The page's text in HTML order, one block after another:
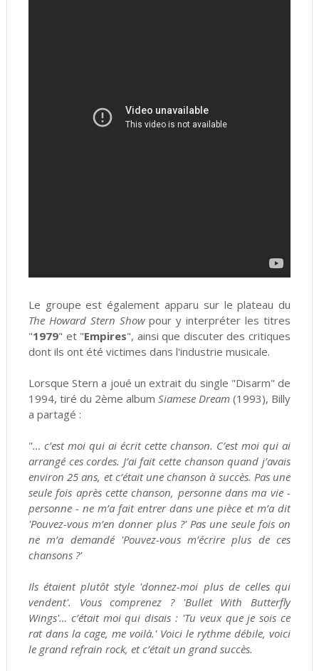
Le groupe est également apparu sur le plateau du
The Howard Stern Showpour y interpréter les titres
"1979" et "Empires", ainsi que discuter des critiques
dont ils ont été victimes dans l'industrie musicale.
Lorsque Stern a joué un extrait du single "Disarm" de
1994, tiré du 2ème albumSiamese Dream (1993), Billy
a partagé :
"… c’est moi qui ai écrit cette chanson. C’est moi qui ai
arrangé ces cordes. J’ai fait cette chanson quand j’avais
environ 25 ans, et c’était une chanson à succès. Pas une
seule fois après cette chanson, personne dans ma vie -
personne - ne m’a fait entrer dans une pièce et m’a dit
'Pouvez-vous m’en donner plus ?' Pas une seule fois on
ne m’a demandé 'Pouvez-vous m’écrire plus de ces
chansons ?'
Ils étaient plutôt style 'donnez-moi plus de celles qui
vendent'. Vous comprenez ? 'Bullet With Butterfly
Wings'… c’était moi qui disais : 'Tu veux que je sois ce
rat dans la cage, me voilà.' Voici le rythme débile, voici
le grand refrain rock, et c’était un grand succès.